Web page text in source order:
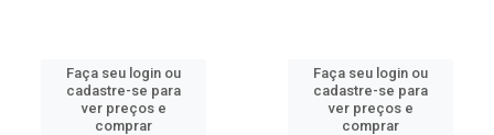
Faça seu login ou
cadastre-se para
ver preços e
comprar
Faça seu login ou
cadastre-se para
ver preços e
comprar